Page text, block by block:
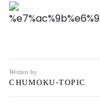
Written by
CHUMOKU-TOPIC